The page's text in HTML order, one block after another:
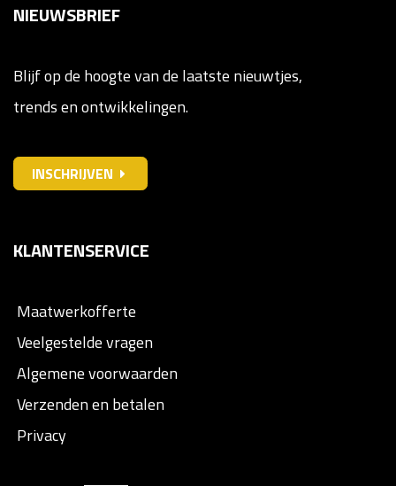
NIEUWSBRIEF
Blijf op de hoogte van de laatste nieuwtjes,
trends en ontwikkelingen.
INSCHRIJVEN
KLANTENSERVICE
Maatwerkofferte
Veelgestelde vragen
Algemene voorwaarden
Verzenden en betalen
Privacy